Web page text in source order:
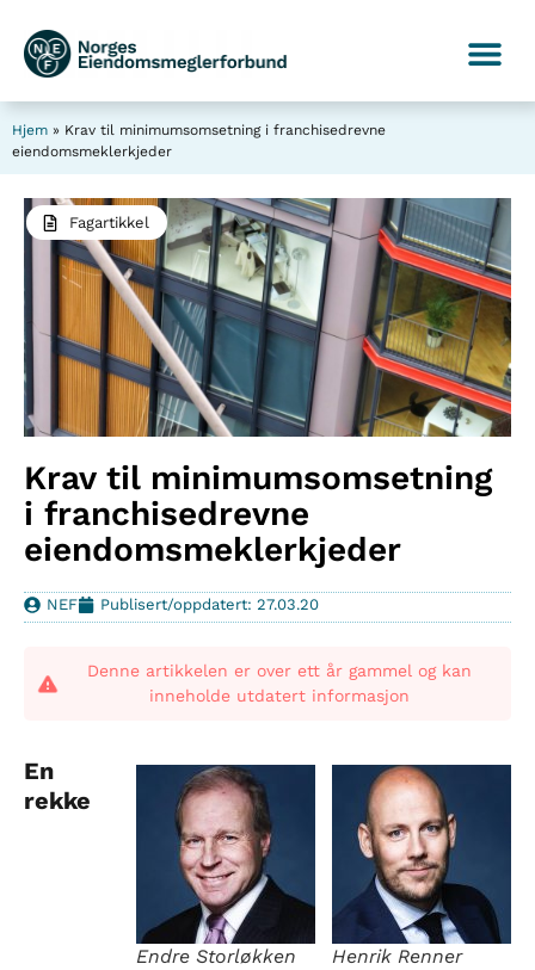
Hjem » Krav til minimumsomsetning i franchisedrevne
eiendomsmeklerkjeder
Fagartikkel
Krav til minimumsomsetning
i franchisedrevne
eiendomsmeklerkjeder
NEF Publisert/oppdatert: 27.03.20
Denne artikkelen er over ett år gammel og kan
inneholde utdatert informasjon
Henrik Renner
Endre Storløkken
En
rekke